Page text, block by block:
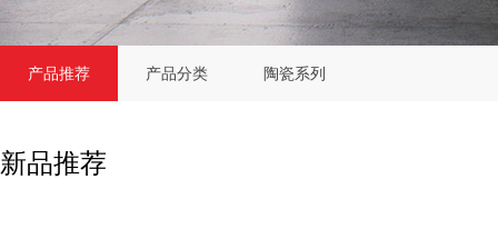
产品推荐 产品分类 陶瓷系列
新品推荐